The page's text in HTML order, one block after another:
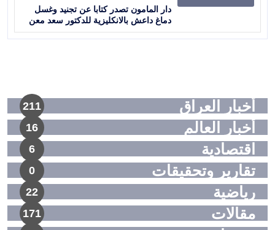
دار المامون تصدر كتابا عن تجنيد وغسل
دماغ داعش بالانكليزية للدكتور سعد معن
أخبار العراق 211
أخبار العالم 16
اقتصادية 6
تقارير وتحقيقات 0
رياضية 22
مقالات 171